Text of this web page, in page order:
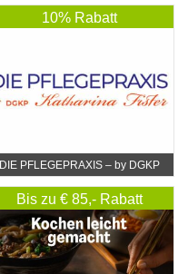
10% Rabatt
DIE PFLEGEPRAXIS – by DGKP
Bis zu € 85,- Rabatt